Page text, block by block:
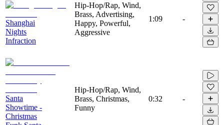
Shanghai
Nights
Infraction
Hip-Hop/Rap, Wind,
Brass, Advertising,
Happy, Powerful,
Aggressive
1:09 -
Santa
Showtime -
Christmas
Hip-Hop/Rap, Wind,
Brass, Christmas,
Funny
0:32 -